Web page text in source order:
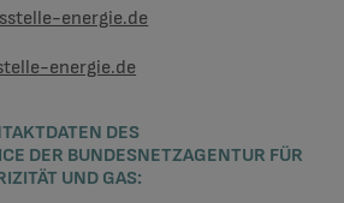
energie.de
energie.de
DES
DER BUNDESNETZAGENTUR FÜR
UND GAS: